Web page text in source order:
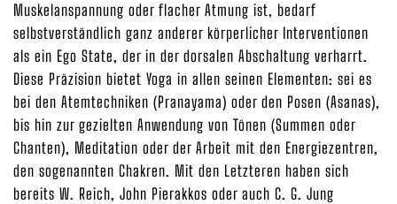
Muskelanspannung oder flacher Atmung ist, bedarf
selbstverständlich ganz anderer körperlicher Interventionen
als ein Ego State, der in der dorsalen Abschaltung verharrt.
Diese Präzision bietet Yoga in allen seinen Elementen: sei es
bei den Atemtechniken (Pranayama) oder den Posen (Asanas),
bis hin zur gezielten Anwendung von Tönen (Summen oder
Chanten), Meditation oder der Arbeit mit den Energiezentren,
den sogenannten Chakren. Mit den Letzteren haben sich
bereits W. Reich, John Pierakkos oder auch C. G. Jung